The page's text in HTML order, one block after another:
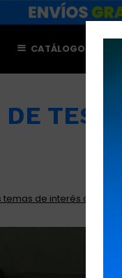
CATÁLOGO
TESÓN
temas de interés deportivo